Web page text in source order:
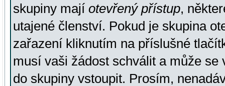
skupiny mají otevřený přístup,
utajené členství. Pokud je skupina
zařazení kliknutím na příslušné
musí vaši žádost schválit a může se
do skupiny vstoupit. Prosím,